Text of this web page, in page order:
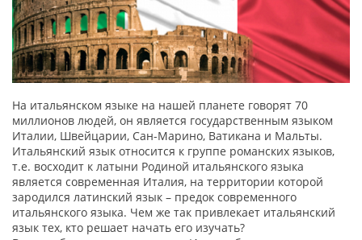
На итальянском языке на нашей планете говорят 70
миллионов людей, он является государственным языком
Италии, Швейцарии, Сан-Марино, Ватикана и Мальты.
Итальянский язык относится к группе романских языков,
т.е. восходит к латыни Родиной итальянского языка
является современная Италия, на территории которой
зародился латинский язык – предок современного
итальянского языка. Чем же так привлекает итальянский
язык тех, кто решает начать его изучать?